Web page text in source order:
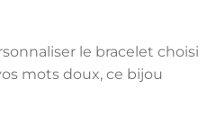
le bracelet choisi
mots doux, ce bijou